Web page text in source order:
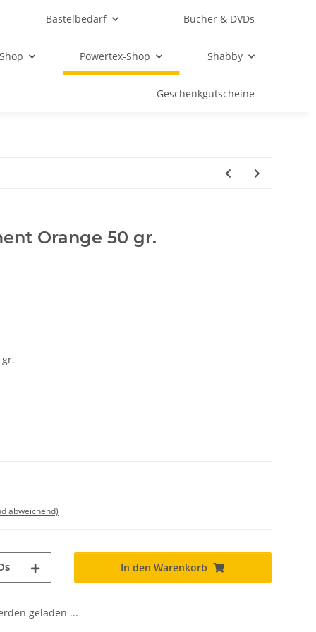
Bastelbedarf Bücher & DVDs
Powertex-Shop Shabby
Geschenkgutscheine
Orange 50 gr.
abweichend)
In den Warenkorb
geladen ...